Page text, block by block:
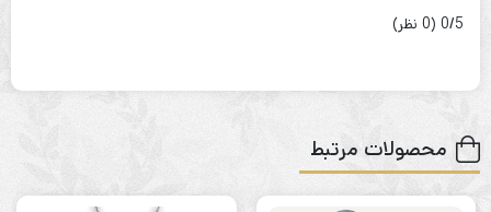
‫0/5 ‫(0 نظر)
محصولات مرتبط